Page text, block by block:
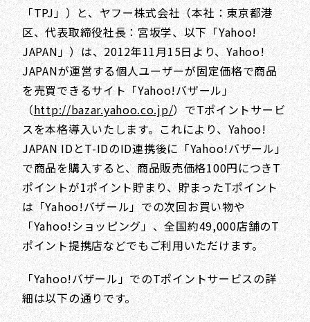
「TPJ」）と、ヤフー株式会社（本社：東京都港
区、代表取締役社長：宮坂学、以下「Yahoo!
JAPAN」）は、2012年11月15日より、Yahoo!
JAPANが運営する個人ユーザーが固定価格で商品
を売買できるサイト「Yahoo!バザール」
（http://bazar.yahoo.co.jp/）でTポイントサービ
スを本格導入いたします。これにより、Yahoo!
JAPAN IDとT-IDのID連携後に「Yahoo!バザール」
で商品を購入すると、商品販売価格100円につきT
ポイントが1ポイント貯まり、貯まったTポイント
は「Yahoo!バザール」での次回お買い物や
「Yahoo!ショッピング」、全国約49,000店舗のT
ポイント提携店などでもご利用いただけます。
「Yahoo!バザール」でのTポイントサービスの詳
細は以下の通りです。